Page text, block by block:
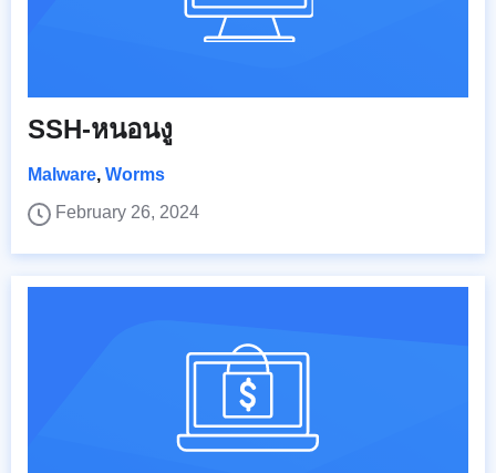
SSH-หนอนงู
Malware, Worms
February 26, 2024